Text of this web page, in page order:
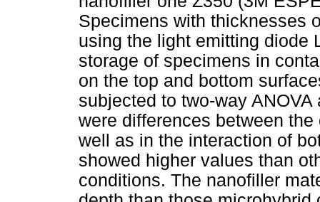
Specimens with thicknesses
using the light emitting diode
storage of specimens in
on the top and bottom
subjected to two-way
were differences between
well as in the interaction of
showed higher values than
conditions. The nanofiller